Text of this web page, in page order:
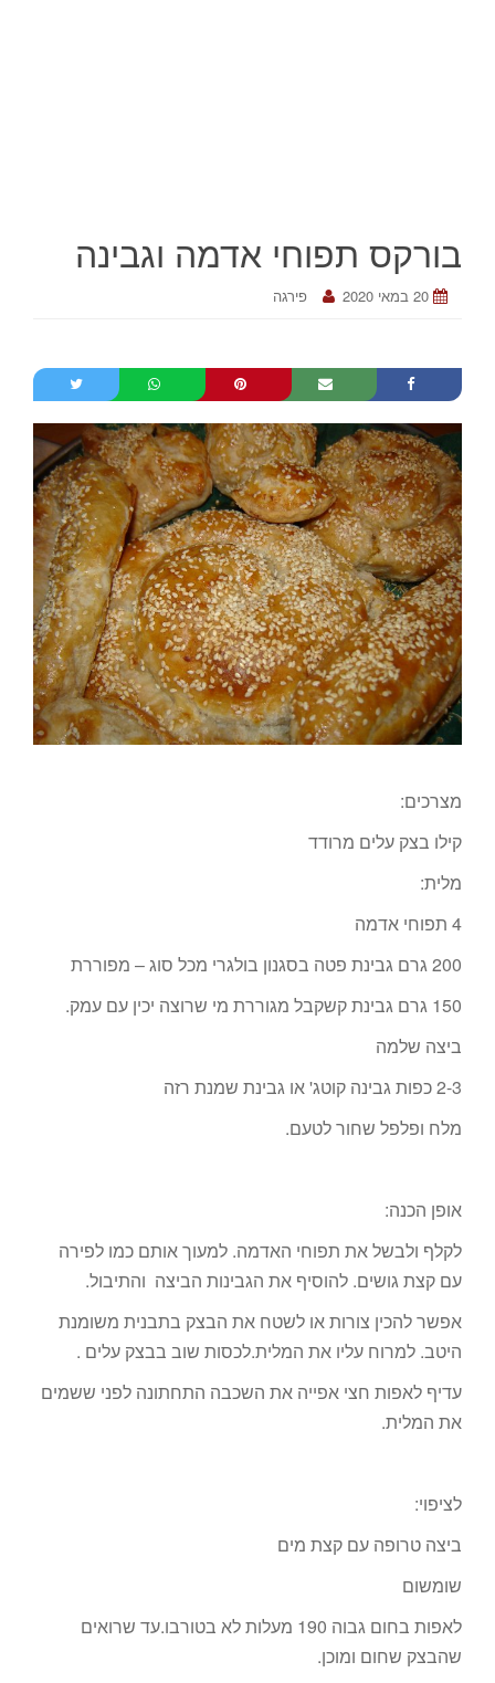
בורקס תפוחי אדמה וגבינה
20 במאי 2020 פירגה
מצרכים:
קילו בצק עלים מרודד
מלית:
4 תפוחי אדמה
200 גרם גבינת פטה בסגנון בולגרי מכל סוג – מפוררת
150 גרם גבינת קשקבל מגוררת מי שרוצה יכין עם עמק.
ביצה שלמה
2-3 כפות גבינה קוטג' או גבינת שמנת רזה
מלח ופלפל שחור לטעם.
אופן הכנה:
לקלף ולבשל את תפוחי האדמה. למעוך אותם כמו לפירה
עם קצת גושים. להוסיף את הגבינות הביצה והתיבול.
אפשר להכין צורות או לשטח את הבצק בתבנית משומנת
היטב. למרוח עליו את המלית.לכסות שוב בבצק עלים .
עדיף לאפות חצי אפייה את השכבה התחתונה לפני ששמים
את המלית.
לציפוי:
ביצה טרופה עם קצת מים
שומשום
לאפות בחום גבוה 190 מעלות לא בטורבו.עד שרואים
שהבצק שחום ומוכן.